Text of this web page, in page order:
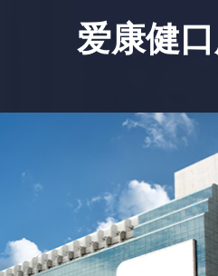
爱康健